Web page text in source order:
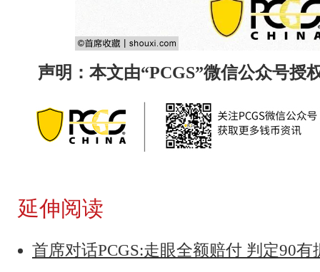
声明：本文由“PCGS”微信公众号授
延伸阅读
首席对话PCGS:走眼全额赔付 判定90